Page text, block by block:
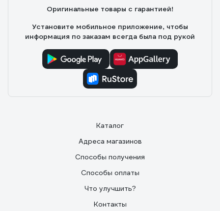
Оригинальные товары с гарантией!
Установите мобильное приложение, чтобы
информация по заказам всегда была под рукой
Каталог
Адреса магазинов
Способы получения
Способы оплаты
Что улучшить?
Контакты